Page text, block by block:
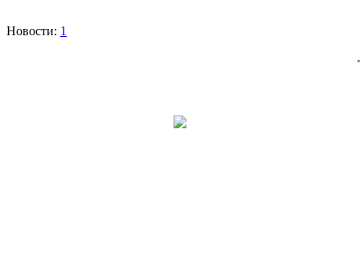
Новости: 1